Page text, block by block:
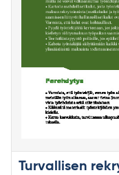
Turvallisen